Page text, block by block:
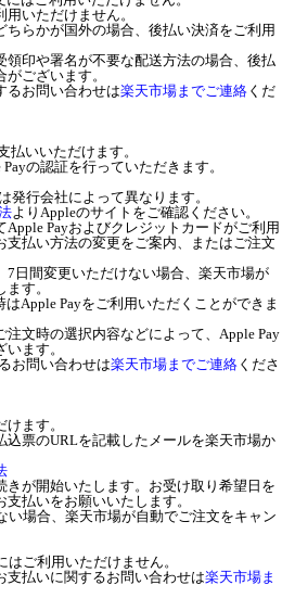
いただけません。
らかが国外の場合、後払い決済をご利用
印や署名が不要な配送方法の場合、後払
ございます。
るお問い合わせは楽天市場までご連絡 くだ
払いいただけます。
の認証を行っていただきます。
発行会社によって異なります。
よりAppleのサイトをご確認ください。
Payおよびクレジットカードがご利用
支払い方法の変更をご案内、またはご注文
7日間変更いただけない場合、楽天市場が
す。
Apple Payをご利用いただくことができま
文時の選択内容などによって、Apple Pay
ます。
お問い合わせは楽天市場までご連絡 くださ
ます。
込票のURLを記載したメールを楽天市場か
きが開始いたします。お受け取り希望日を
払いをお願いいたします。
い場合、楽天市場が自動でご注文をキャン
ご利用いただけません。
払いに関するお問い合わせは楽天市場ま